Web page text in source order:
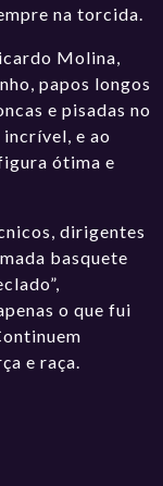
na torcida.
Molina,
papos longos
e pisadas no
e ao
ótima e
dirigentes
basquete
o que fui
e raça.